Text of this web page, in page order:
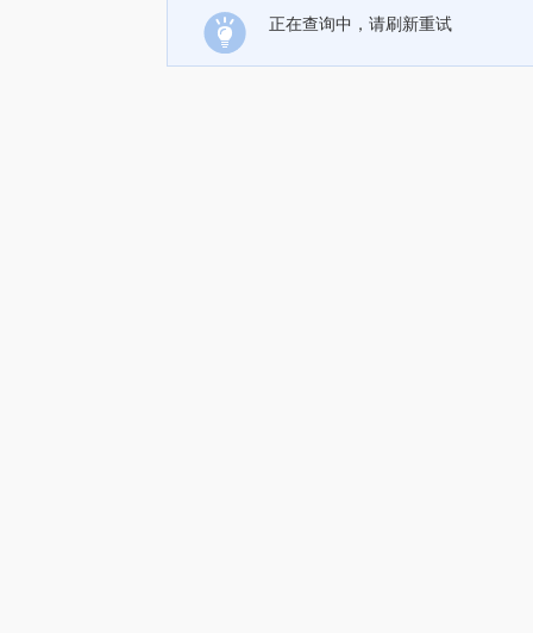
正在查询中，请刷新重试